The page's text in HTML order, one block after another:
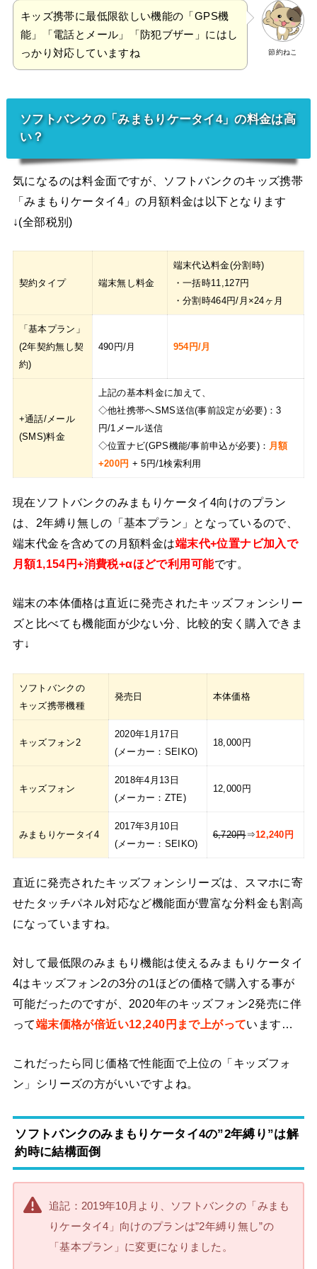
節約ねこ
キッズ携帯に最低限欲しい機能の「GPS機
能」「電話とメール」「防犯ブザー」にはし
っかり対応していますね
ソフトバンクの「みまもりケータイ4」の料金は高
い？
気になるのは料金面ですが、ソフトバンクのキッズ携帯
「みまもりケータイ4」の月額料金は以下となります
↓(全部税別)
契約タイプ 端末無し料金
端末代込料金(分割時)
・一括時11,127円
・分割時464円/月×24ヶ月
「基本プラン」
(2年契約無し契
約)
490円/月 954円/月
+通話/メール
(SMS)料金
上記の基本料金に加えて、
◇他社携帯へSMS送信(事前設定が必要)：3
円/1メール送信
◇位置ナビ(GPS機能/事前申込が必要)： 月額
+200円 + 5円/1検索利用
現在ソフトバンクのみまもりケータイ4向けのプラン
は、2年縛り無しの「基本プラン」となっているので、
端末代金を含めての月額料金は端末代+位置ナビ加入で
月額1,154円+消費税+αほどで利用可能です。
端末の本体価格は直近に発売されたキッズフォンシリー
ズと比べても機能面が少ない分、比較的安く購入できま
す↓
ソフトバンクの
キッズ携帯機種
発売日 本体価格
キッズフォン2
2020年1月17日
(メーカー：SEIKO)
18,000円
キッズフォン
2018年4月13日
(メーカー：ZTE)
12,000円
みまもりケータイ4
2017年3月10日
(メーカー：SEIKO)
6,720円⇒12,240円
直近に発売されたキッズフォンシリーズは、スマホに寄
せたタッチパネル対応など機能面が豊富な分料金も割高
になっていますね。
対して最低限のみまもり機能は使えるみまもりケータイ
4はキッズフォン2の3分の1ほどの価格で購入する事が
可能だったのですが、2020年のキッズフォン2発売に伴
って端末価格が倍近い12,240円まで上がっています…
これだったら同じ価格で性能面で上位の「キッズフォ
ン」シリーズの方がいいですよね。
ソフトバンクのみまもりケータイ4の”2年縛り”は解
約時に結構面倒
追記：2019年10月より、ソフトバンクの「みまも
りケータイ4」向けのプランは”2年縛り無し”の
「基本プラン」に変更になりました。